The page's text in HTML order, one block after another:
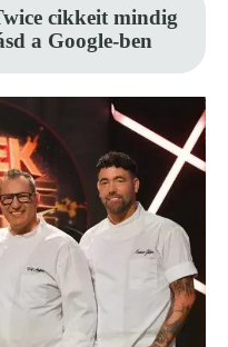
cikkeit mindig
a Google-ben